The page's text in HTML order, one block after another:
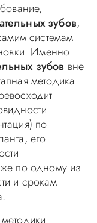
зубов,
системам
Именно
зубов вне
методика
по
его
по одному из
и срокам